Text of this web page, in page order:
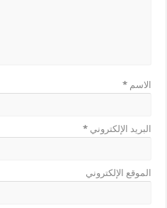
الاسم*
البريد الإلكتروني*
الموقع الإلكتروني